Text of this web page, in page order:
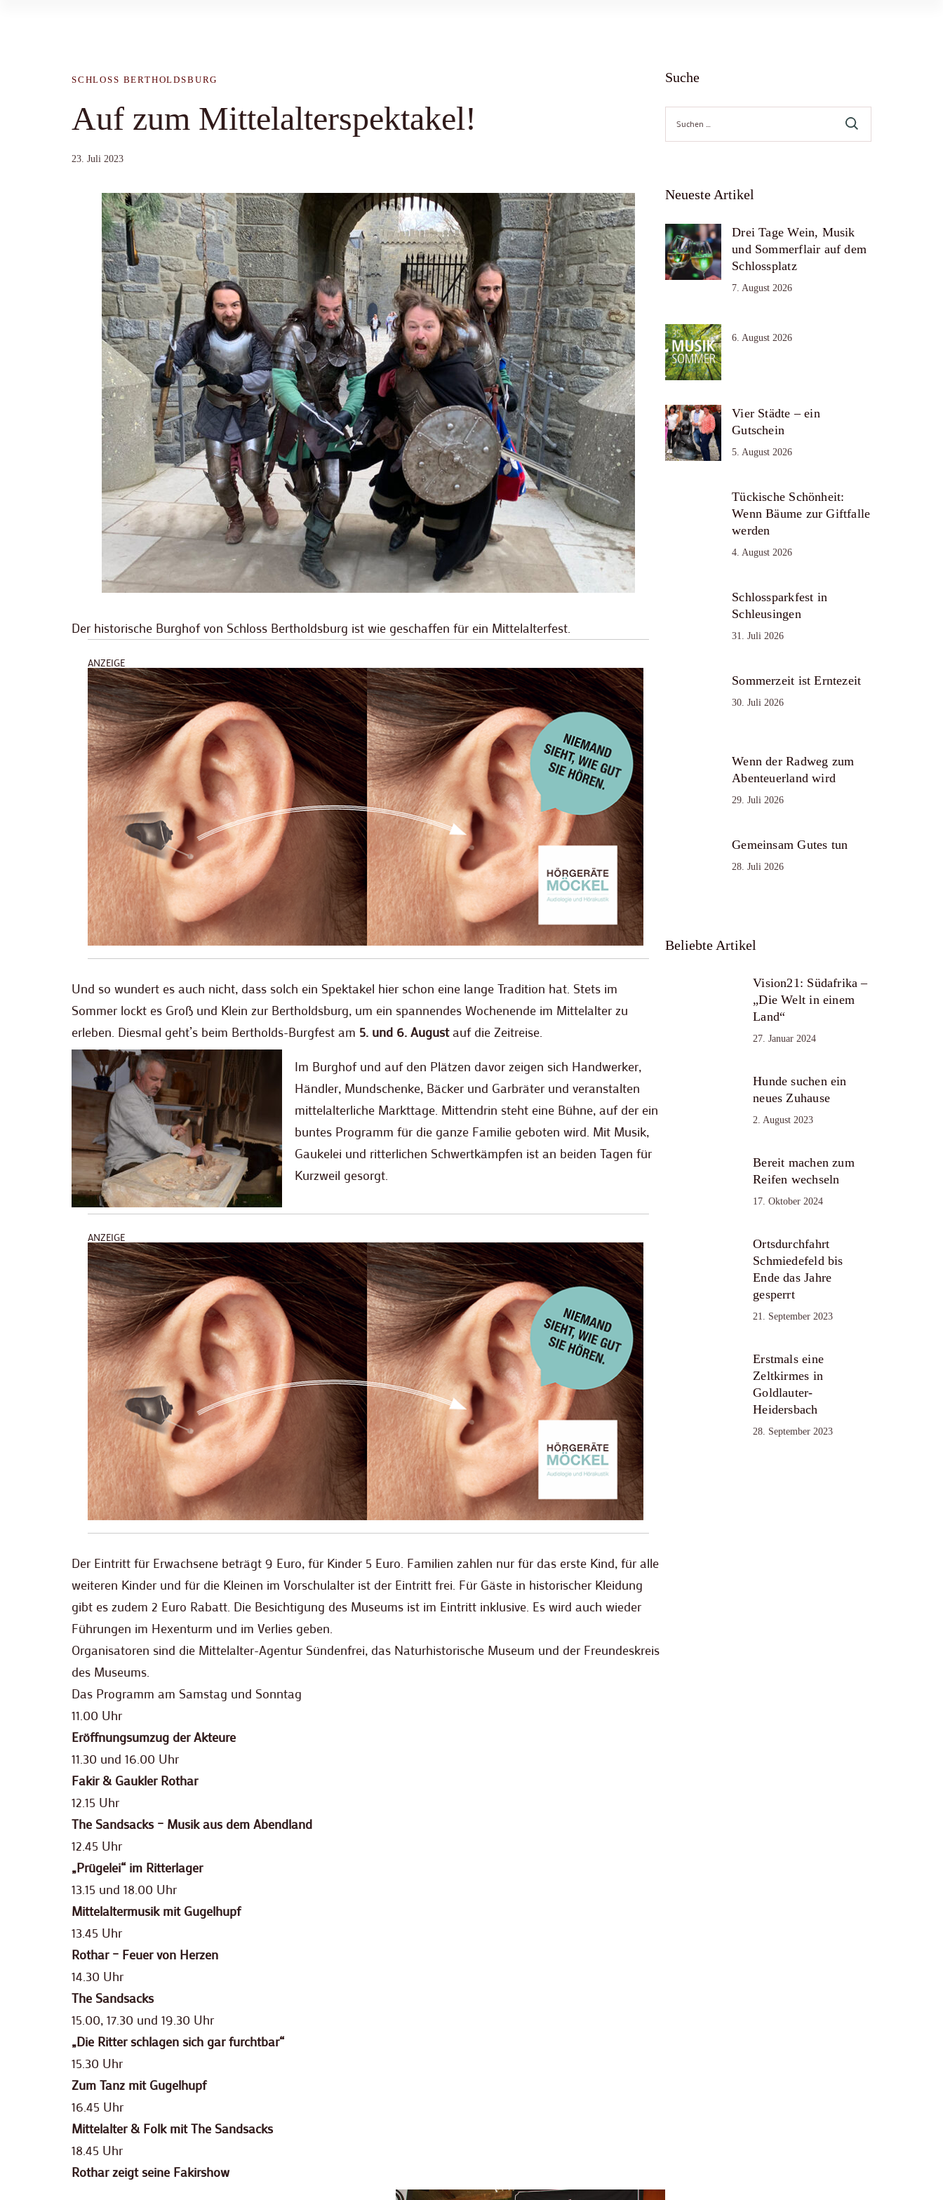
SCHLOSS BERTHOLDSBURG
Auf zum Mittelalterspektakel!
23. Juli 2023
Der historische Burghof von Schloss Bertholdsburg ist wie geschaffen für ein Mittelalterfest.
ANZEIGE
Und so wundert es auch nicht, dass solch ein Spektakel hier schon eine lange Tradition hat. Stets im
Sommer lockt es Groß und Klein zur Bertholdsburg, um ein spannendes Wochenende im Mittelalter zu
erleben. Diesmal geht’s beim Bertholds-Burgfest am 5. und 6. Augustauf die Zeitreise.
Im Burghof und auf den Plätzen davor zeigen sich Handwerker,
Händler, Mundschenke, Bäcker und Garbräter und veranstalten
mittelalterliche Markttage. Mittendrin steht eine Bühne, auf der ein
buntes Programm für die ganze Familie geboten wird. Mit Musik,
Gaukelei und ritterlichen Schwertkämpfen ist an beiden Tagen für
Kurzweil gesorgt.
ANZEIGE
Der Eintritt für Erwachsene beträgt 9 Euro, für Kinder 5 Euro. Familien zahlen nur für das erste Kind, für alle
weiteren Kinder und für die Kleinen im Vorschulalter ist der Eintritt frei. Für Gäste in historischer Kleidung
gibt es zudem 2 Euro Rabatt. Die Besichtigung des Museums ist im Eintritt inklusive. Es wird auch wieder
Führungen im Hexenturm und im Verlies geben.
Organisatoren sind die Mittelalter-Agentur Sündenfrei, das Naturhistorische Museum und der Freundeskreis
des Museums.
Das Programm am Samstag und Sonntag
11.00 Uhr
Eröffnungsumzug der Akteure
11.30 und 16.00 Uhr
Fakir & Gaukler Rothar
12.15 Uhr
The Sandsacks – Musik aus dem Abendland
12.45 Uhr
„Prügelei“ im Ritterlager
13.15 und 18.00 Uhr
Mittelaltermusik mit Gugelhupf
13.45 Uhr
Rothar – Feuer von Herzen
14.30 Uhr
The Sandsacks
15.00, 17.30 und 19.30 Uhr
„Die Ritter schlagen sich gar furchtbar“
15.30 Uhr
Zum Tanz mit Gugelhupf
16.45 Uhr
Mittelalter & Folk mit The Sandsacks
18.45 Uhr
Rothar zeigt seine Fakirshow
Suche
Suche
nach:
Neueste Artikel
Drei Tage Wein, Musik
und Sommerflair auf dem
Schlossplatz
7. August 2026
6. August 2026
Vier Städte – ein
Gutschein
5. August 2026
Tückische Schönheit:
Wenn Bäume zur Giftfalle
werden
4. August 2026
Schlossparkfest in
Schleusingen
31. Juli 2026
Sommerzeit ist Erntezeit
30. Juli 2026
Wenn der Radweg zum
Abenteuerland wird
29. Juli 2026
Gemeinsam Gutes tun
28. Juli 2026
Beliebte Artikel
Vision21: Südafrika –
„Die Welt in einem
Land“
27. Januar 2024
Hunde suchen ein
neues Zuhause
2. August 2023
Bereit machen zum
Reifen wechseln
17. Oktober 2024
Ortsdurchfahrt
Schmiedefeld bis
Ende das Jahre
gesperrt
21. September 2023
Erstmals eine
Zeltkirmes in
Goldlauter-
Heidersbach
28. September 2023